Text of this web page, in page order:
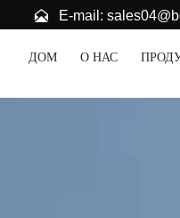
 E-mail:
ДОМ О НАС